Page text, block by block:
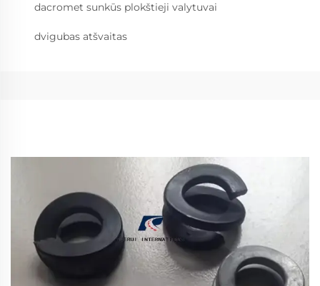
dacromet sunkūs plokštieji valytuvai
dvigubas atšvaitas